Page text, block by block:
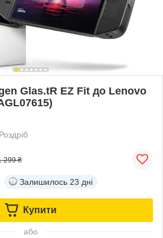
Glas.tR EZ Fit до Lenovo
Роздріб
299 ₴
Залишилось 23 дні
Купити
або